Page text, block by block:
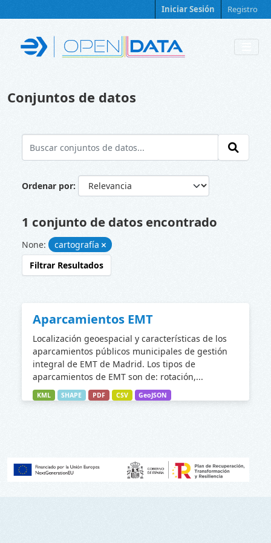
Iniciar Sesión Registro
Conjuntos de datos
Ordenar por
1 conjunto de datos encontrado
None:
cartografía
Filtrar Resultados
Aparcamientos EMT
Localización geoespacial y características de los
aparcamientos públicos municipales de gestión
integral de EMT de Madrid. Los tipos de
aparcamientos de EMT son de: rotación,...
KML SHAPE PDF CSV GeoJSON